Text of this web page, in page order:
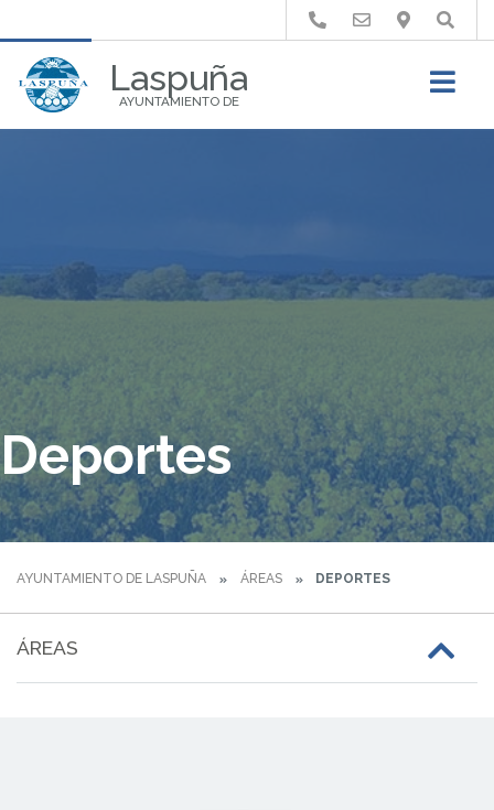
Laspuña
AYUNTAMIENTO DE
Buscar
Deportes
AYUNTAMIENTO DE LASPUÑA ÁREAS DEPORTES
ÁREAS